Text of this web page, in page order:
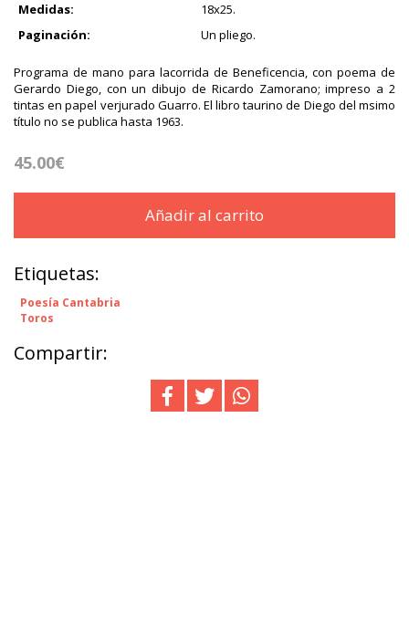
Medidas:
18x25.
Paginación:
Un pliego.
Programa de mano para lacorrida de Beneficencia, con poema de
Gerardo Diego, con un dibujo de Ricardo Zamorano; impreso a 2
tintas en papel verjurado Guarro. El libro taurino de Diego del msimo
título no se publica hasta 1963.
45.00€
Añadir al carrito
Etiquetas:
Poesía Cantabria
Toros
Compartir: